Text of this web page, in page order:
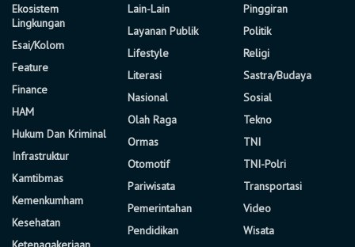
Ekosistem
Lingkungan
Esai/Kolom
Feature
Finance
HAM
Hukum Dan Kriminal
Infrastruktur
Kamtibmas
Kemenkumham
Kesehatan
Lain-Lain
Layanan Publik
Lifestyle
Literasi
Nasional
Olah Raga
Ormas
Otomotif
Pariwisata
Pemerintahan
Pendidikan
Pinggiran
Politik
Religi
Sastra/Budaya
Sosial
Tekno
TNI
TNI-Polri
Transportasi
Video
Wisata